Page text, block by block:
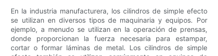
En la industria manufacturera, los cilindros de simple efecto
se utilizan en diversos tipos de maquinaria y equipos. Por
ejemplo, a menudo se utilizan en la operación de prensas,
donde proporcionan la fuerza necesaria para estampar,
cortar o formar láminas de metal. Los cilindros de simple